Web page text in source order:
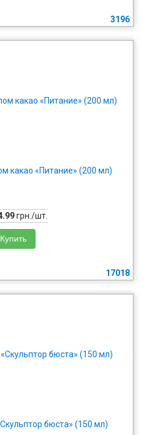
3196
какао «Питание» (200 мл)
грн./шт.
Купить
17018
бюста» (150 мл)